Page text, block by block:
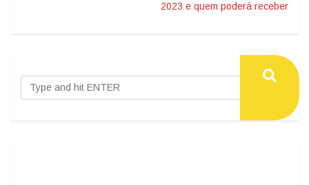
2023 e quem poderá receber